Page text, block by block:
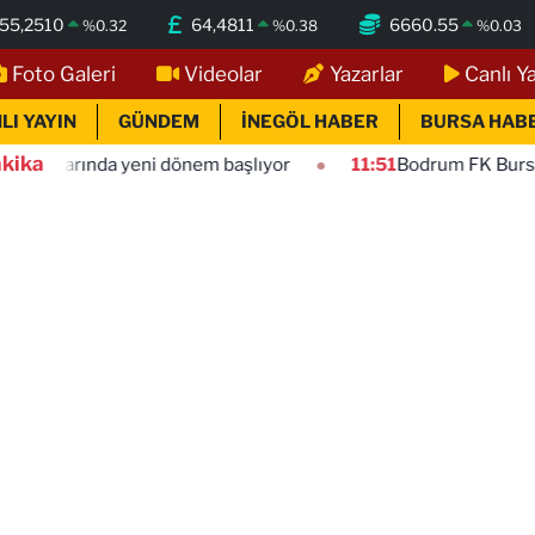
55,2510 %0.32 64,4811 %0.38 6660.55 %0.03
Foto Galeri Videolar Yazarlar Canlı
YAYIN GÜNDEM İNEGÖL HABER BURSA
dönem başlıyor 11:51Bodrum FK Bursaspor maçı